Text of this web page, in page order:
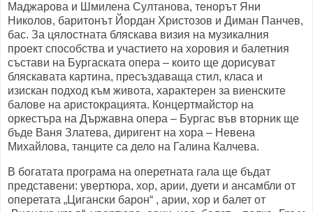
Маджарова и Шмилена Султанова, тенорът Яни
Николов, баритонът Йордан Христозов и Диман Панчев,
бас. За цялостната бляскава визия на музикалния
проект способства и участието на хоровия и балетния
състави на Бургаската опера – които ще дорисуват
бляскавата картина, пресъздаваща стил, класа и
изискан подход към живота, характерен за виенските
балове на аристокрацията. Концертмайстор на
оркестъра на Държавна опера – Бургас във вторник ще
бъде Ваня Златева, диригент на хора – Невена
Михайлова, танците са дело на Галина Калчева.
В богатата програма на оперетната гала ще бъдат
представени: увертюра, хор, арии, дуети и ансамбли от
оперетата „Цигански барон“ , арии, хор и балет от